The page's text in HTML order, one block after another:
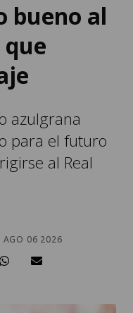
bueno al
azulgrana
para el futuro
al Real
AGO 06 2026